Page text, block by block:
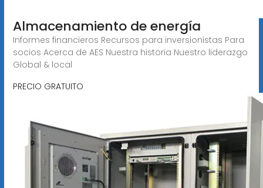
Almacenamiento de energía
Informes financieros Recursos para inversionistas Para
socios Acerca de AES Nuestra historia Nuestro liderazgo
Global & local
PRECIO GRATUITO